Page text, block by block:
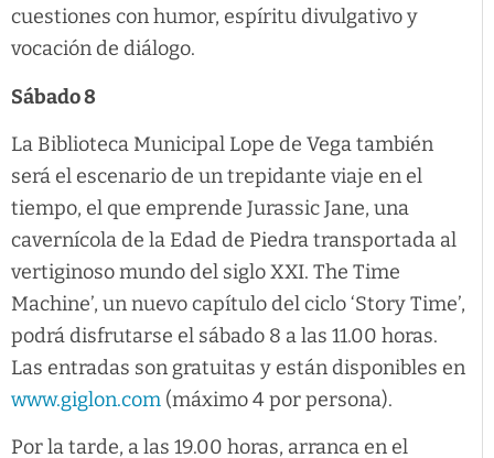
cuestiones con humor, espíritu divulgativo y
vocación de diálogo.
Sábado 8
La Biblioteca Municipal Lope de Vega también
será el escenario de un trepidante viaje en el
tiempo, el que emprende Jurassic Jane, una
cavernícola de la Edad de Piedra transportada al
vertiginoso mundo del siglo XXI. The Time
Machine’, un nuevo capítulo del ciclo ‘Story Time’,
podrá disfrutarse el sábado 8 a las 11.00 horas.
Las entradas son gratuitas y están disponibles en
www.giglon.com (máximo 4 por persona).
Por la tarde, a las 19.00 horas, arranca en el